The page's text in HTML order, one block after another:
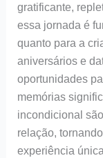
gratificante,
essa jornada é
quanto para a
aniversários e
oportunidades
memórias
incondicional
relação,
experiência